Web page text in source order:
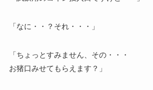
「なに・・？それ・・・」
「ちょっとすみません、その・・・
お猪口みせてもらえます？」